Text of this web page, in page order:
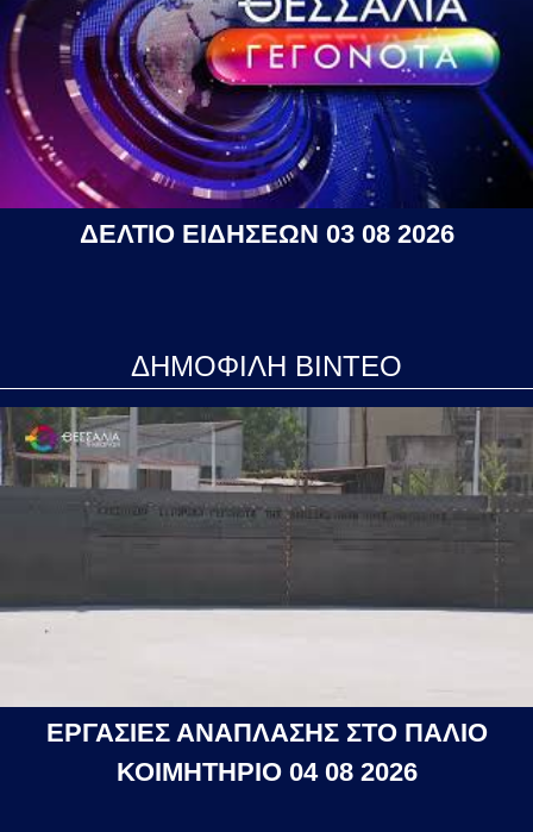
ΔΕΛΤΙΟ ΕΙΔΗΣΕΩΝ 03 08 2026
ΔΗΜΟΦΙΛΗ ΒΙΝΤΕΟ
ΕΡΓΑΣΙΕΣ ΑΝΑΠΛΑΣΗΣ ΣΤΟ ΠΑΛΙΟ
ΚΟΙΜΗΤΗΡΙΟ 04 08 2026